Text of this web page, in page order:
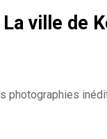
ville de